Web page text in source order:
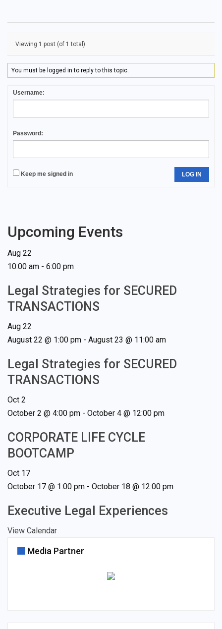
Viewing 1 post (of 1 total)
You must be logged in to reply to this topic.
Username:
Password:
Keep me signed in LOG IN
Upcoming Events
Aug 22
10:00 am - 6:00 pm
Legal Strategies for SECURED
TRANSACTIONS
Aug 22
August 22 @ 1:00 pm - August 23 @ 11:00 am
Legal Strategies for SECURED
TRANSACTIONS
Oct 2
October 2 @ 4:00 pm - October 4 @ 12:00 pm
CORPORATE LIFE CYCLE
BOOTCAMP
Oct 17
October 17 @ 1:00 pm - October 18 @ 12:00 pm
Executive Legal Experiences
View Calendar
Media Partner